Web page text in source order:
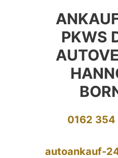
PKWS
0162
autoankauf-